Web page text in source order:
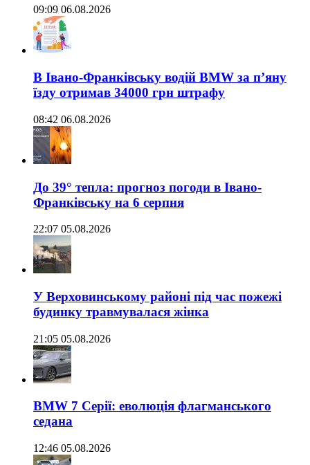
09:09 06.08.2026
В Івано-Франківську водій BMW за п’яну
їзду отримав 34000 грн штрафу
08:42 06.08.2026
До 39° тепла: прогноз погоди в Івано-
Франківську на 6 серпня
22:07 05.08.2026
У Верховинському районі під час пожежі
будинку травмувалася жінка
21:05 05.08.2026
BMW 7 Серії: еволюція флагманського
седана
12:46 05.08.2026